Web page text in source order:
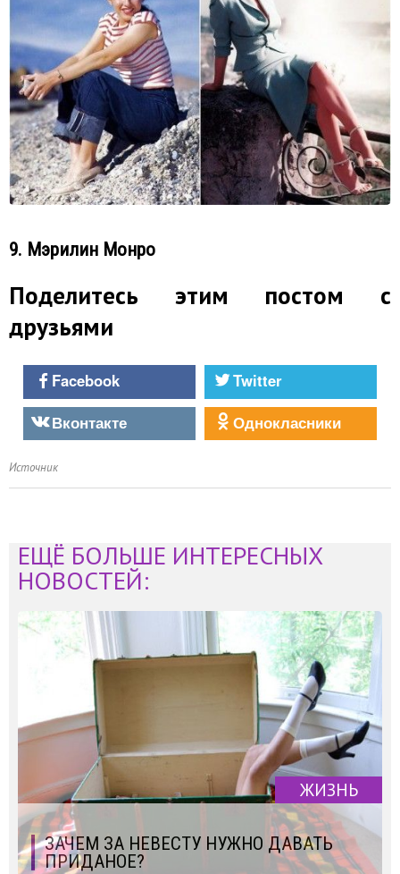
9. Мэрилин Монро
Поделитесь этим постом с
друзьями
Facebook
Twitter
Вконтакте
Однокласники
Источник
ЕЩЁ БОЛЬШЕ ИНТЕРЕСНЫХ
НОВОСТЕЙ:
ЖИЗНЬ
ЗАЧЕМ ЗА НЕВЕСТУ НУЖНО ДАВАТЬ
ПРИДАНОЕ?